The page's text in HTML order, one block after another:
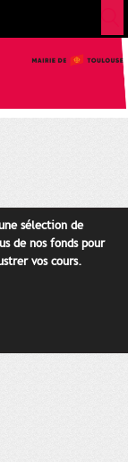
sélection de
de nos fonds pour
vos cours.